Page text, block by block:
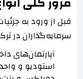
قبل از ورود به
سرمایه‌گذاران در
آپارتمان‌های
استودیو و